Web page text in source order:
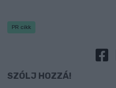
PR cikk
SZÓLJ HOZZÁ!